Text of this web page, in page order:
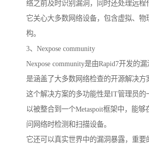
络之前及时识别漏洞，同时还处理远程
它关心大多数网络设备，包含虚拟、物
构。
3、Nexpose community
Nexpose community是由Rapid7开发的
是涵盖了大多数网络检查的开源解决方
这个解决方案的多功能性是IT管理员的
以被整合到一个Metaspoit框架中，能够
问网络时检测和扫描设备。
它还可以真实世界中的漏洞暴露，重要